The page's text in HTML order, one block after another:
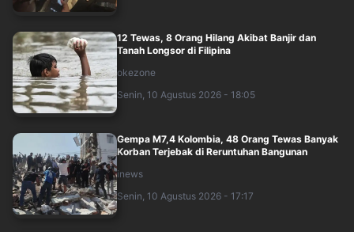
12 Tewas, 8 Orang Hilang Akibat Banjir dan
Tanah Longsor di Filipina
okezone
Senin, 10 Agustus 2026 - 18:05
Gempa M7,4 Kolombia, 48 Orang Tewas Banyak
Korban Terjebak di Reruntuhan Bangunan
inews
Senin, 10 Agustus 2026 - 17:17